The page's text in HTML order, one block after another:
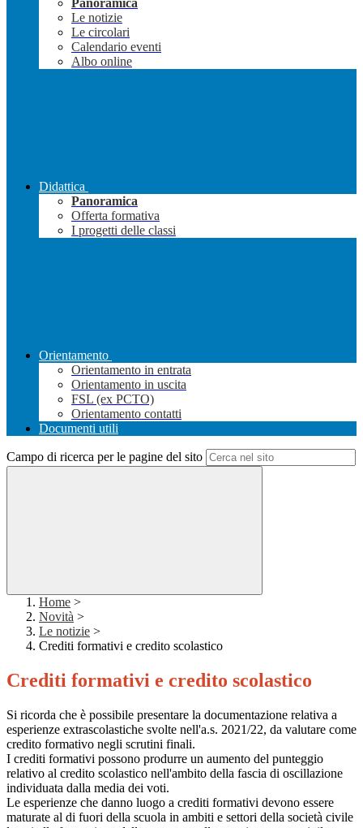
Panoramica
Le notizie
Le circolari
Calendario eventi
Albo online
Didattica
Panoramica
Offerta formativa
I progetti delle classi
Orientamento
Orientamento in entrata
Orientamento in uscita
FSL (ex PCTO)
Orientamento contatti
Documenti utili
Campo di ricerca per le pagine del sito
Home >
Novità >
Le notizie >
Crediti formativi e credito scolastico
Crediti formativi e credito scolastico
Si ricorda che è possibile presentare la documentazione relativa a
esperienze extrascolastiche svolte nell'a.s. 2021/22, da valutare come
credito formativo negli scrutini finali.
I crediti formativi possono produrre un aumento del punteggio
relativo al credito scolastico nell'ambito della fascia di oscillazione
individuata dalla media dei voti.
Le esperienze che danno luogo a crediti formativi devono essere
maturate al di fuori della scuola in ambiti e settori della società civile